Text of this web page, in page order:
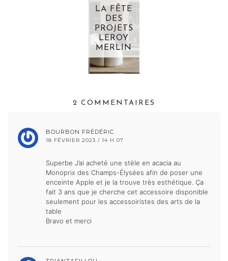
LA FÊTE
DES
PROJETS
LEROY
MERLIN
2 COMMENTAIRES
BOURBON FRÉDÉRIC
18 FÉVRIER 2023 / 14 H 07
Superbe J’ai acheté une stèle en acacia au
Monoprix des Champs-Élysées afin de poser une
enceinte Apple et je la trouve très esthétique. Ça
fait 3 ans que je cherche cet accessoire disponible
seulement pour les accessoiristes des arts de la
table
Bravo et merci